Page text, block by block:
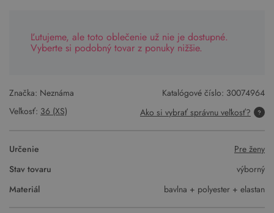
Ľutujeme, ale toto oblečenie už nie je dostupné.
Vyberte si podobný tovar z ponuky nižšie.
Značka: Neznáma Katalógové číslo: 30074964
Veľkosť: 36 (XS) Ako si vybrať správnu veľkosť?
Určenie
Pre ženy
Stav tovaru
výborný
Materiál
bavlna + polyester + elastan